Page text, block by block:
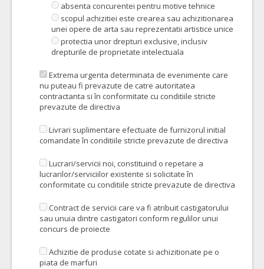
absenta concurentei pentru motive tehnice
scopul achizitiei este crearea sau achizitionarea
unei opere de arta sau reprezentatii artistice unice
protectia unor drepturi exclusive, inclusiv
drepturile de proprietate intelectuala
Extrema urgenta determinata de evenimente care
nu puteau fi prevazute de catre autoritatea
contractanta si în conformitate cu conditiile stricte
prevazute de directiva
Livrari suplimentare efectuate de furnizorul initial
comandate în conditiile stricte prevazute de directiva
Lucrari/servicii noi, constituind o repetare a
lucrarilor/serviciilor existente si solicitate în
conformitate cu conditiile stricte prevazute de directiva
Contract de servicii care va fi atribuit castigatorului
sau unuia dintre castigatori conform regulilor unui
concurs de proiecte
Achizitie de produse cotate si achizitionate pe o
piata de marfuri